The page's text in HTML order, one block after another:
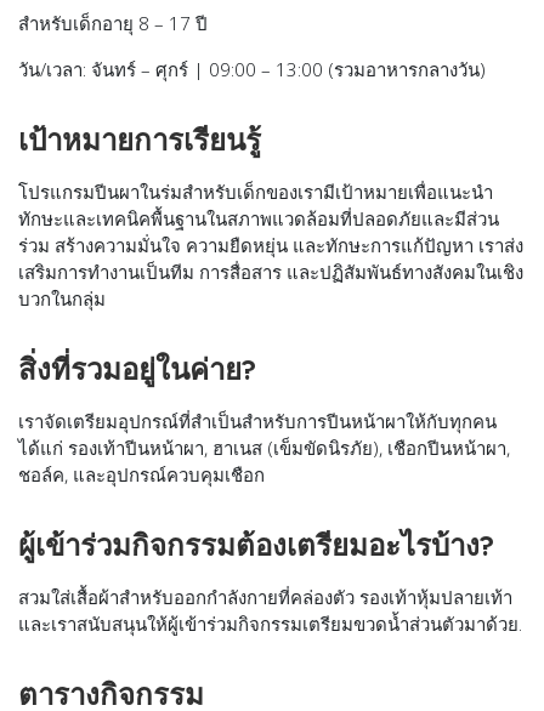
สำหรับเด็กอายุ 8 – 17 ปี
วัน/เวลา: จันทร์ – ศุกร์ | 09:00 – 13:00 (รวมอาหารกลางวัน)
เป้าหมายการเรียนรู้
โปรแกรมปีนผาในร่มสำหรับเด็กของเรามีเป้าหมายเพื่อแนะนำ
ทักษะและเทคนิคพื้นฐานในสภาพแวดล้อมที่ปลอดภัยและมีส่วน
ร่วม สร้างความมั่นใจ ความยืดหยุ่น และทักษะการแก้ปัญหา เราส่ง
เสริมการทำงานเป็นทีม การสื่อสาร และปฏิสัมพันธ์ทางสังคมในเชิง
บวกในกลุ่ม
สิ่งที่รวมอยู่ในค่าย?
เราจัดเตรียมอุปกรณ์ที่สำเป็นสำหรับการปีนหน้าผาให้กับทุกคน
ได้แก่ รองเท้าปีนหน้าผา, ฮาเนส (เข็มขัดนิรภัย), เชือกปีนหน้าผา,
ชอล์ค, และอุปกรณ์ควบคุมเชือก
ผู้เข้าร่วมกิจกรรมต้องเตรียมอะไรบ้าง?
สวมใส่เสื้อผ้าสำหรับออกกำลังกายที่คล่องตัว รองเท้าหุ้มปลายเท้า
และเราสนับสนุนให้ผู้เข้าร่วมกิจกรรมเตรียมขวดน้ำส่วนตัวมาด้วย.
ตารางกิจกรรม